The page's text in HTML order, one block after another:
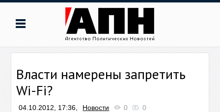
Власти намерены запретить
Wi-Fi?
04.10.2012, 17:36, Новости 0 0